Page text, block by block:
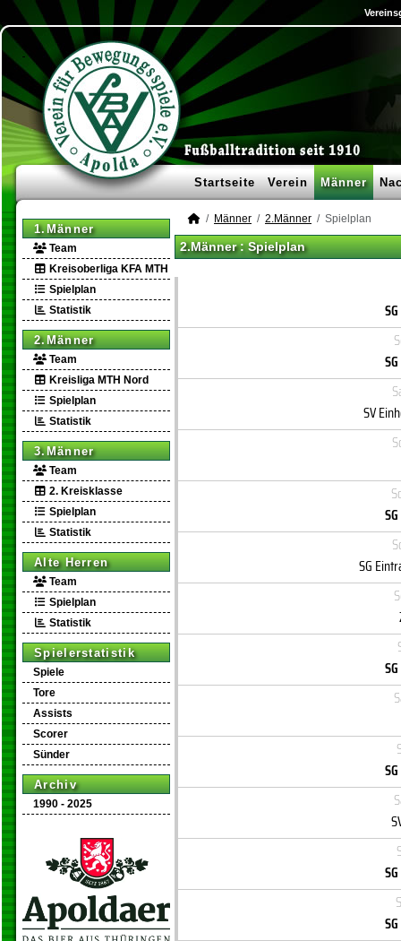
Startseite Verein Männer
1.Männer
Team
Kreisoberliga KFA MTH
Spielplan
Statistik
2.Männer
Team
Kreisliga MTH Nord
Spielplan
Statistik
3.Männer
Team
2. Kreisklasse
Spielplan
Statistik
Alte Herren
Team
Spielplan
Statistik
Spielerstatistik
Spiele
Tore
Assists
Scorer
Sünder
Archiv
1990 - 2025
Männer 2.Männer Spielplan
2.Männer :Spielplan
SV
SG